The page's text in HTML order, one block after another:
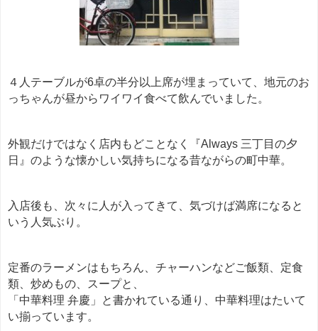
４人テーブルが6卓の半分以上席が埋まっていて、地元のお
っちゃんが昼からワイワイ食べて飲んでいました。
外観だけではなく店内もどことなく『Always 三丁目の夕
日』のような懐かしい気持ちになる昔ながらの町中華。
入店後も、次々に人が入ってきて、気づけば満席になると
いう人気ぶり。
定番のラーメンはもちろん、チャーハンなどご飯類、定食
類、炒めもの、スープと、
「中華料理 弁慶」と書かれている通り、中華料理はたいて
い揃っています。